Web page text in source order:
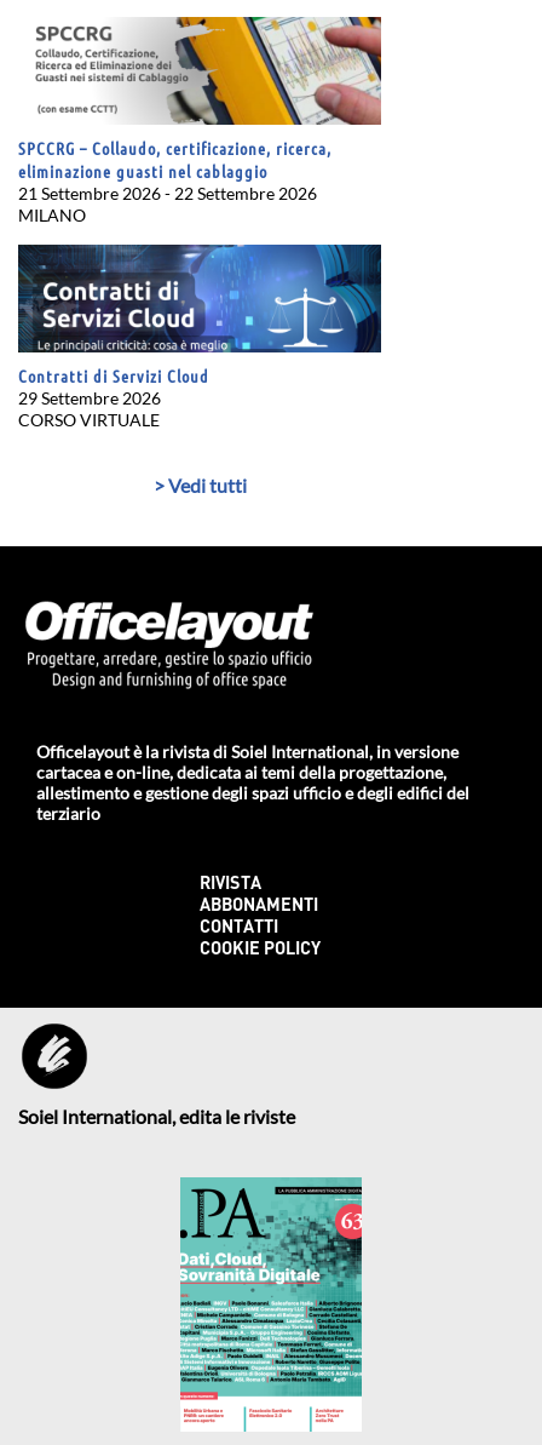
SPCCRG – Collaudo, certificazione, ricerca,
eliminazione guasti nel cablaggio
21 Settembre 2026 - 22 Settembre 2026
MILANO
Contratti di Servizi Cloud
29 Settembre 2026
CORSO VIRTUALE
> Vedi tutti
Officelayout è la rivista di Soiel International, in versione
cartacea e on-line, dedicata ai temi della progettazione,
allestimento e gestione degli spazi ufficio e degli edifici del
terziario
RIVISTA
ABBONAMENTI
CONTATTI
COOKIE POLICY
Soiel International, edita le riviste